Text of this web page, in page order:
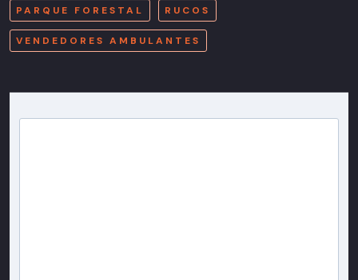
PARQUE FORESTAL RUCOS
VENDEDORES AMBULANTES